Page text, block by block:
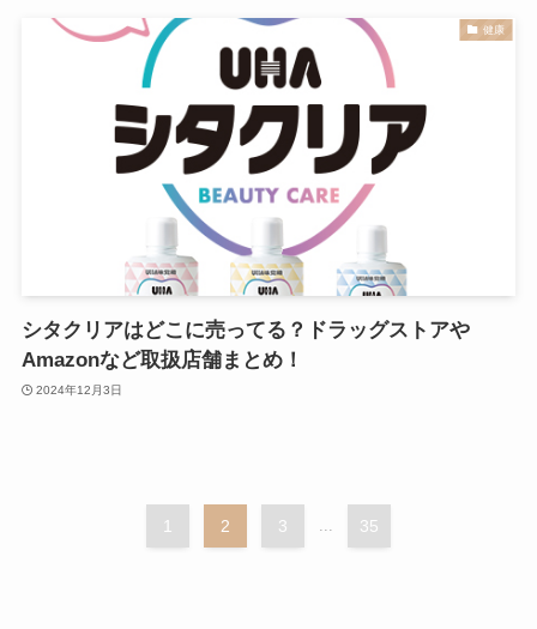
健康
シタクリアはどこに売ってる？ドラッグストアや
Amazonなど取扱店舗まとめ！
2024年12月3日
1 2 3 ... 35